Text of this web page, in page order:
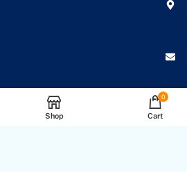
Shop
0
Cart